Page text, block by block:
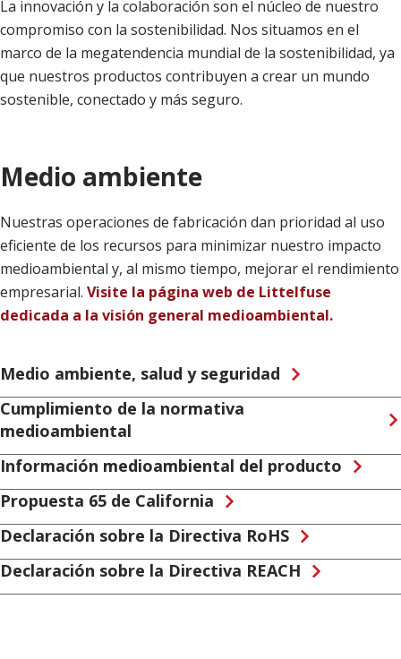
La innovación y la colaboración son el núcleo de nuestro
compromiso con la sostenibilidad. Nos situamos en el
marco de la megatendencia mundial de la sostenibilidad, ya
que nuestros productos contribuyen a crear un mundo
sostenible, conectado y más seguro.
Medio ambiente
Nuestras operaciones de fabricación dan prioridad al uso
eficiente de los recursos para minimizar nuestro impacto
medioambiental y, al mismo tiempo, mejorar el rendimiento
empresarial. Visite la página web de Littelfuse
dedicada a la visión general medioambiental.
Medio ambiente, salud y seguridad
Cumplimiento de la normativa
medioambiental
Información medioambiental del producto
Propuesta 65 de California
Declaración sobre la Directiva RoHS
Declaración sobre la Directiva REACH